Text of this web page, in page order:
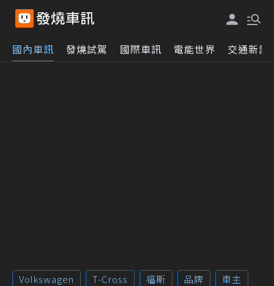
國內車訊 發燒試駕 國際車訊 電能世界 交通新訊
Volkswagen T-Cross 福斯 品牌 車主